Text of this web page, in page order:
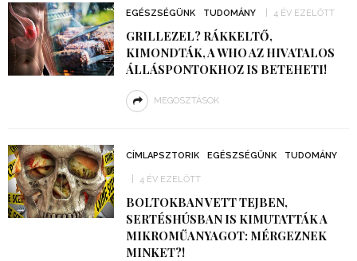
EGÉSZSÉGÜNK TUDOMÁNY 4 ÉV EZELŐTT
GRILLEZEL? RÁKKELTŐ,
KIMONDTÁK, A WHO AZ HIVATALOS
ÁLLÁSPONTOKHOZ IS BETEHETI!
MEGOSZTÁSOK
CÍMLAPSZTORIK EGÉSZSÉGÜNK TUDOMÁNY
4 ÉV EZELŐTT
BOLTOKBAN VETT TEJBEN,
SERTÉSHÚSBAN IS KIMUTATTÁK A
MIKROMŰANYAGOT: MÉRGEZNEK
MINKET?!